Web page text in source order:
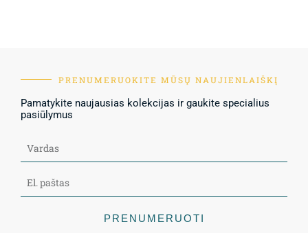
PRENUMERUOKITE MŪSŲ NAUJIENLAIŠKĮ
Pamatykite naujausias kolekcijas ir gaukite specialius
pasiūlymus
PRENUMERUOTI